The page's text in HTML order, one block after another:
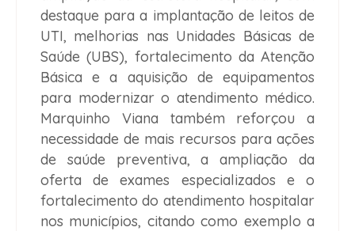
destaque para a implantação de leitos de
UTI, melhorias nas Unidades Básicas de
Saúde (UBS), fortalecimento da Atenção
Básica e a aquisição de equipamentos
para modernizar o atendimento médico.
Marquinho Viana também reforçou a
necessidade de mais recursos para ações
de saúde preventiva, a ampliação da
oferta de exames especializados e o
fortalecimento do atendimento hospitalar
nos municípios, citando como exemplo a